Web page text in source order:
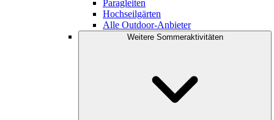
Paragleiten
Hochseilgärten
Alle Outdoor-Anbieter
Weitere Sommeraktivitäten